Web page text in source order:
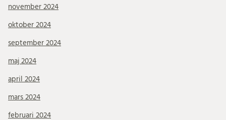
november 2024
oktober 2024
september 2024
maj 2024
april 2024
mars 2024
februari 2024